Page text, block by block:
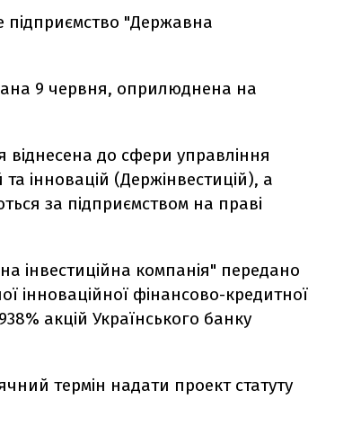
підприємство "Державна
9 червня, оприлюднена на
віднесена до сфери управління
інновацій (Держінвестицій), а
за підприємством на праві
інвестиційна компанія" передано
інноваційної фінансово-кредитної
акцій Українського банку
термін надати проект статуту